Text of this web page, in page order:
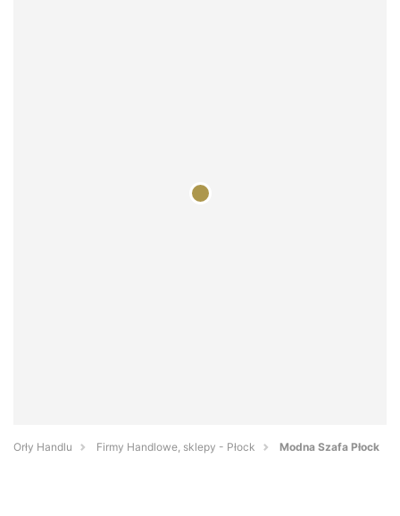
Orły Handlu Firmy Handlowe, sklepy - Płock Modna Szafa Płock